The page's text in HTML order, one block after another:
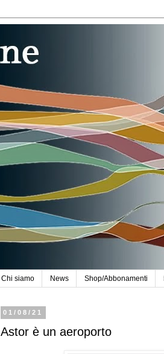
Chi siamo News Shop/Abbonamenti
01/08/21
Astor è un aeroporto